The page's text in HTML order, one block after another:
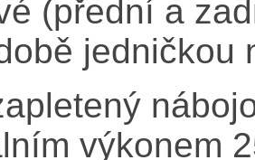
(přední a
jedničkou
výkonem